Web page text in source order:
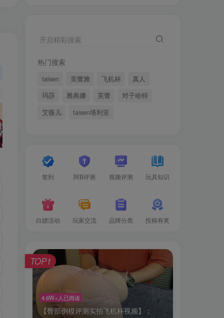
开启精彩搜索
热门搜索
taisen 芙蕾雅 飞机杯
真人
玛莎
雅典娜 芙蕾
对子哈特
艾薇儿
taisen塔利亚
签到 阿B评测 视频评测 玩具知识
白嫖活动 玩家交流 品牌分类 投稿有奖
4.6W+人已阅读
【臀部倒模评测实拍飞机杯视频】：
TOP1